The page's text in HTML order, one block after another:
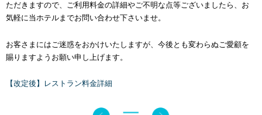
ただきますので、ご利用料金の詳細やご不明な点等ございましたら、お
気軽に当ホテルまでお問い合わせ下さいませ。
お客さまにはご迷惑をおかけいたしますが、今後とも変わらぬご愛顧を
賜りますようお願い申し上げます。
【改定後】レストラン料金詳細